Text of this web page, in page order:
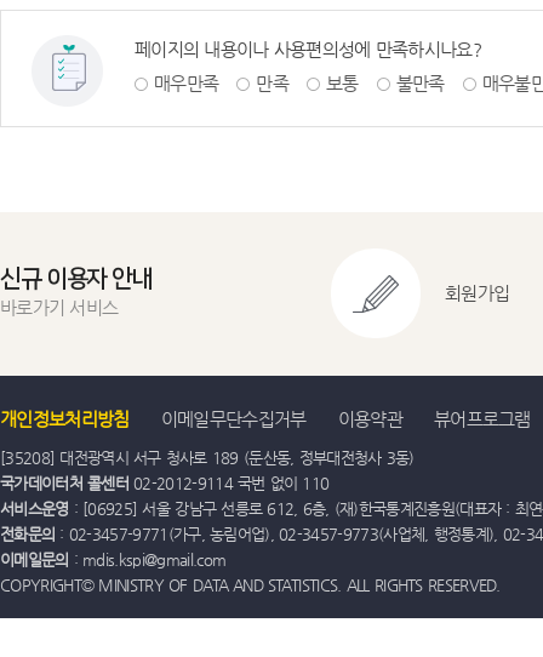
페이지의 내용이나 사용편의성에 만족하시나요?
매우만족
만족 보통 불만족 매우불
신규 이용자 안내
바로가기 서비스
회원가입
개인정보처리방침 이메일무단수집거부 이용약관 뷰어프로그램
[35208] 대전광역시 서구 청사로 189 (둔산동, 정부대전청사 3동)
국가데이터처 콜센터 02-2012-9114 국번 없이 110
서비스운영 : [06925] 서울 강남구 선릉로 612, 6층, (재)한국통계진흥원(대표자 : 최
전화문의 : 02-3457-9771(가구, 농림어업), 02-3457-9773(사업체, 행정통계), 02-
이메일문의 : mdis.kspi@gmail.com
COPYRIGHT© MINISTRY OF DATA AND STATISTICS. ALL RIGHTS RESERVED.